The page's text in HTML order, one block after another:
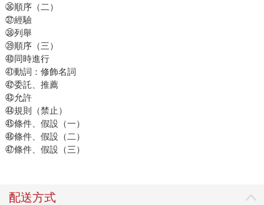
㊱順序（二）
㊲經驗
㊳列舉
㊴順序（三）
㊵同時進行
㊶動詞：修飾名詞
㊷委託、推薦
㊸允許
㊹規則（禁止）
㊺條件、假設（一）
㊻條件、假設（二）
㊼條件、假設（三）
配送方式